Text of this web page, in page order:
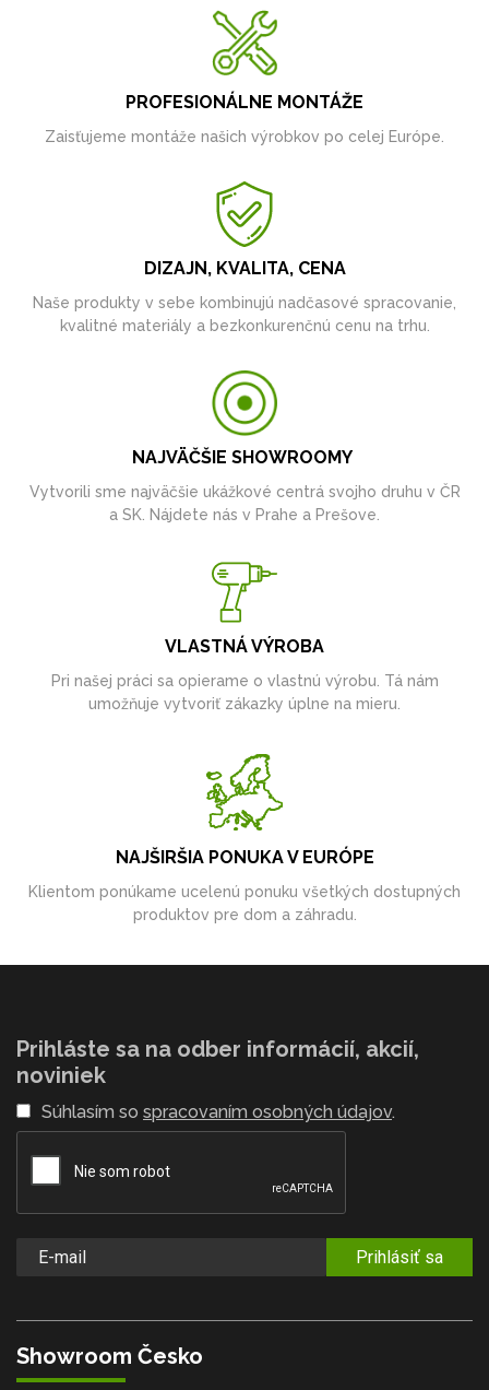
PROFESIONÁLNE MONTÁŽE
Zaisťujeme montáže našich výrobkov po celej Európe.
DIZAJN, KVALITA, CENA
Naše produkty v sebe kombinujú nadčasové spracovanie,
kvalitné materiály a bezkonkurenčnú cenu na trhu.
NAJVÄČŠIE SHOWROOMY
Vytvorili sme najväčšie ukážkové centrá svojho druhu v ČR
a SK. Nájdete nás v Prahe a Prešove.
VLASTNÁ VÝROBA
Pri našej práci sa opierame o vlastnú výrobu. Tá nám
umožňuje vytvoriť zákazky úplne na mieru.
NAJŠIRŠIA PONUKA V EURÓPE
Klientom ponúkame ucelenú ponuku všetkých dostupných
produktov pre dom a záhradu.
Prihláste sa na odber informácií, akcií,
noviniek
Súhlasím so spracovaním osobných údajov.
Prihlásiť sa
Showroom Česko